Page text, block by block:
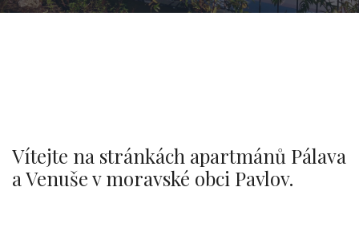
Vítejte na stránkách apartmánů Pálava
a Venuše v moravské obci Pavlov.